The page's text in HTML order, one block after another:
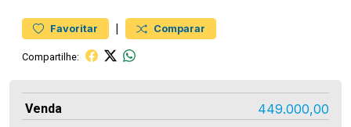
Favoritar | Comparar
Compartilhe:
Venda 449.000,00